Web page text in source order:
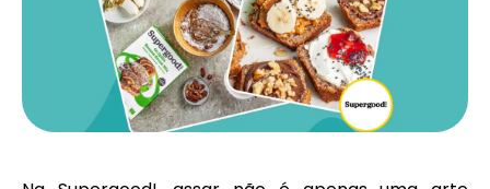
Histórico de Rondas
Blog